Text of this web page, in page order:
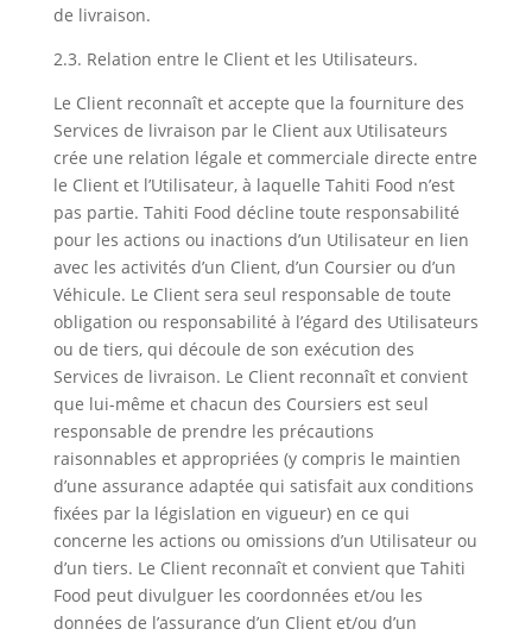
de livraison.
2.3. Relation entre le Client et les Utilisateurs.
Le Client reconnaît et accepte que la fourniture des
Services de livraison par le Client aux Utilisateurs
crée une relation légale et commerciale directe entre
le Client et l’Utilisateur, à laquelle Tahiti Food n’est
pas partie. Tahiti Food décline toute responsabilité
pour les actions ou inactions d’un Utilisateur en lien
avec les activités d’un Client, d’un Coursier ou d’un
Véhicule. Le Client sera seul responsable de toute
obligation ou responsabilité à l’égard des Utilisateurs
ou de tiers, qui découle de son exécution des
Services de livraison. Le Client reconnaît et convient
que lui-même et chacun des Coursiers est seul
responsable de prendre les précautions
raisonnables et appropriées (y compris le maintien
d’une assurance adaptée qui satisfait aux conditions
fixées par la législation en vigueur) en ce qui
concerne les actions ou omissions d’un Utilisateur ou
d’un tiers. Le Client reconnaît et convient que Tahiti
Food peut divulguer les coordonnées et/ou les
données de l’assurance d’un Client et/ou d’un